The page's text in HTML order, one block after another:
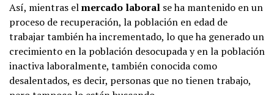
Así, mientras elmercado laboral se ha mantenido en un
proceso de recuperación, la población en edad de
trabajar también ha incrementado, lo que ha generado un
crecimiento en la población desocupada y en la población
inactiva laboralmente, también conocida como
desalentados, es decir, personas que no tienen trabajo,